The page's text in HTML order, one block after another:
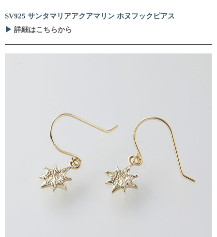
SV925 サンタマリアアクアマリン ホヌフックピアス
▶ 詳細はこちらから